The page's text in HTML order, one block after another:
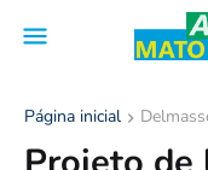
Página inicial